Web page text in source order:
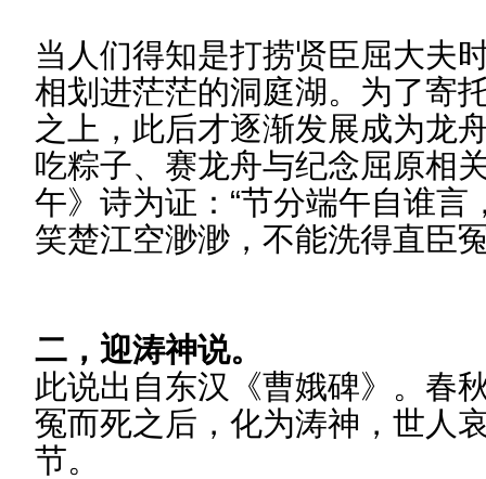
当人们得知是打捞贤臣屈大夫
相划进茫茫的洞庭湖。为了寄
之上，此后才逐渐发展成为龙
吃粽子、赛龙舟与纪念屈原相
午》诗为证：“节分端午自谁
笑楚江空渺渺，不能洗得直臣
二，迎涛神说。
此说出自东汉《曹娥碑》。春
冤而死之后，化为涛神，世人
节。